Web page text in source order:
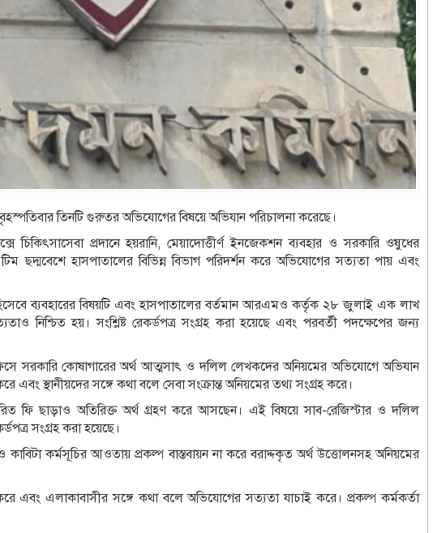
তিনটি গুরুতর অভিযোগের বিষয়ে অভিযান পরিচালনা করেছে।
চিকিৎসাসেবা প্রদানে হয়রানি, মেয়াদোত্তীর্ণ ইনজেকশন ব্যবহার ও সরকারি ওষুধের
ছদ্মবেশে হাসপাতালের বিভিন্ন বিভাগ পরিদর্শন করে অভিযোগের সত্যতা পায় এবং
ব্যবহারের বিষয়টি এবং হাসপাতালের বর্তমান আরএমও কর্তৃক ২৮ জুলাই এক লাখ
নিশ্চিত হয়। সংশ্লিষ্ট রেকর্ডপত্র সংগ্রহ করা হয়েছে এবং পরবর্তী পদক্ষেপের জন্য
সরকারি কোষাগারের অর্থ আত্মসাৎ ও দলিল লেখকদের অনিয়মের অভিযোগে অভিযান
এবং স্থানীয়দের সঙ্গে কথা বলে সেবা সংক্রান্ত অনিয়মের তথ্য সংগ্রহ করে।
ফি ছাড়াও অতিরিক্ত অর্থ গ্রহণ করে আসছেন। এই বিষয়ে সাব-রেজিস্টার ও দলিল
সংগ্রহ করা হয়েছে।
কর্মসূচির আওতায় প্রকল্প বাস্তবায়ন না করে বরাদ্দকৃত অর্থ উত্তোলনসহ অনিয়মের
এবং এলাকাবাসীর সঙ্গে কথা বলে অভিযোগের সত্যতা যাচাই করে। প্রকল্প কর্মকর্তা